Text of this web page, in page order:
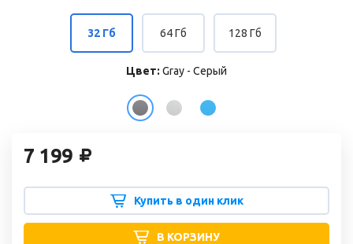
32 Гб 64 Гб 128 Гб
Цвет: Gray - Серый
7 199
Купить в один клик
В КОРЗИНУ